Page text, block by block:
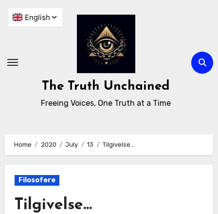
The Truth Unchained
Freeing Voices, One Truth at a Time
Home 2020 July 13 Tilgivelse…
Filosofere
Tilgivelse…